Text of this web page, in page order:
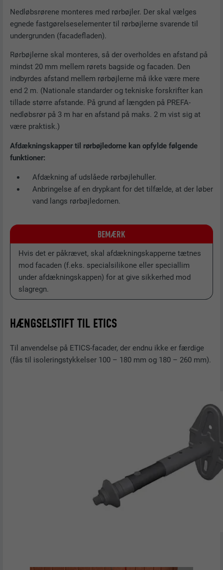
Nedløbsrørene monteres med rørbøjler. Der skal vælges
egnede fastgørelseselementer til rørbøjlerne svarende til
undergrunden (facadefladen).
Rørbøjlerne skal monteres, så der overholdes en afstand på
mindst 20 mm mellem rørets bagside og facaden. Den
indbyrdes afstand mellem rørbøjlerne må ikke være mere
end 2 m. (Nationale standarder og tekniske forskrifter kan
tillade større afstande. På grund af længden på PREFA-
nedløbsrør på 3 m har en afstand på maks. 2 m vist sig at
være praktisk.)
Afdækningskapper til rørbøjledorne kan opfylde følgende
funktioner:
Afdækning af udslåede rørbøjlehuller.
Anbringelse af en drypkant for det tilfælde, at der løber
vand langs rørbøjledornen.
BEMÆRK
Hvis det er påkrævet, skal afdækningskapperne tætnes
mod facaden (f.eks. specialsilikone eller speciallim
under afdækningskappen) for at give sikkerhed mod
slagregn.
HÆNGSELSTIFT TIL ETICS
Til anvendelse på ETICS-facader, der endnu ikke er færdige
(fås til isoleringstykkelser 100 – 180 mm og 180 – 260 mm).